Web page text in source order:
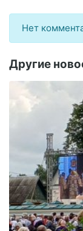
Нет
Другие